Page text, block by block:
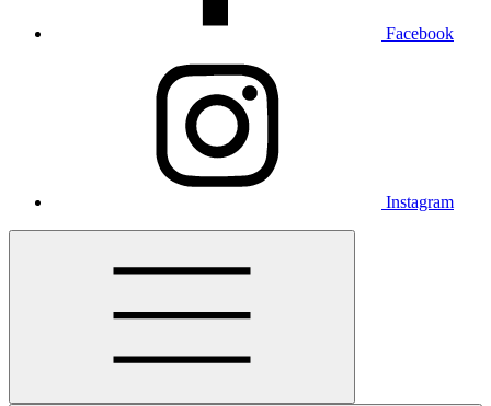
Facebook
Instagram